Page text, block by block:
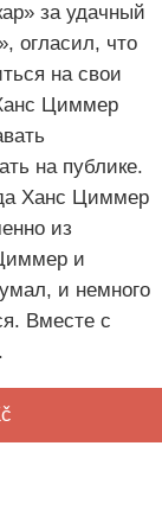
за удачный
огласил, что
на свои
Циммер
на публике.
Ханс Циммер
из
и
и немного
Вместе с